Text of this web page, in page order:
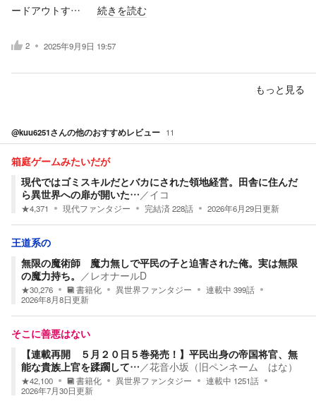
ードアウトす…
続きを読む
2 2025年9月9日 19:57
もっと見る
@kuu6251さんの他のおすすめレビュー 11
箱庭ゲームみたいだが
現代ではゴミスキルだとバカにされた領地経営。田舎に住んだ
ら異世界への扉が開いた… ／イコ
★4,371 現代ファンタジー 完結済228話 2026年6月29日更新
王道系の
無限の魔術師 魔力無しで平民の子と迫害された俺。実は無限
の魔力持ち。 ／ レオナールD
★30,276 書籍化 異世界ファンタジー 連載中 399話
2026年8月8日更新
そこに善悪はない
【連載再開 ５月２０日５巻発売！】平民出身の帝国将官、無
能な貴族上官を蹂躙して… ／花音小坂（旧ペンネーム はな）
★42,100 書籍化 異世界ファンタジー 連載中 1251話
2026年7月30日更新